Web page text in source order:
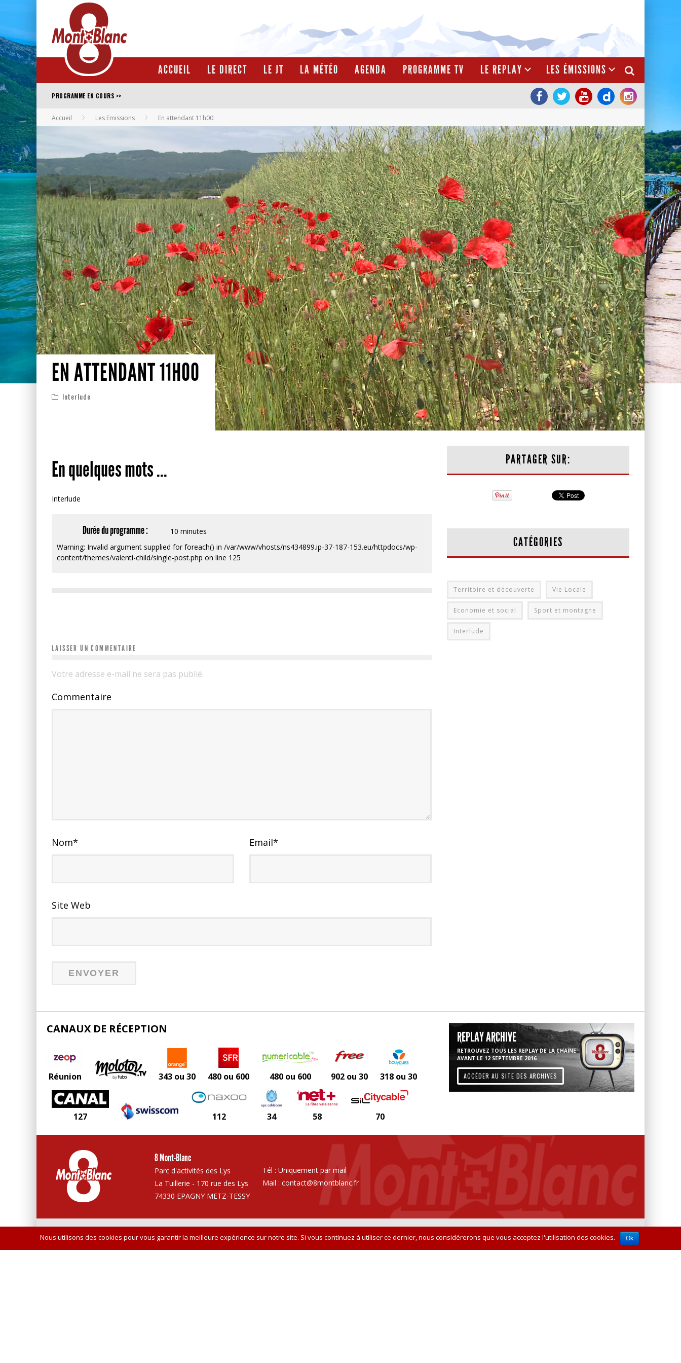
ACCUEIL LE DIRECT LE JT LA MÉTÉO AGENDA PROGRAMME TV LE REPLAY LES ÉMISSIONS
PROGRAMME EN COURS >>
Accueil Les Emissions En attendant 11h00
EN ATTENDANT 11H00
Interlude
En quelques mots ...
Interlude
Durée du programme :
10 minutes
Warning: Invalid argument supplied for foreach() in /var/www/vhosts/ns434899.ip-37-187-153.eu/httpdocs/wp-
content/themes/valenti-child/single-post.php on line 125
LAISSER UN COMMENTAIRE
Votre adresse e-mail ne sera pas publié.
Commentaire
Nom* Email*
Site Web
PARTAGER SUR:
CATÉGORIES
Territoire et découverte Vie Locale
Economie et social Sport et montagne
Interlude
CANAUX DE RÉCEPTION
Réunion 343 ou 30 480 ou 600 480 ou 600 902 ou 30 318 ou 30
127 112 34 58 70
REPLAY ARCHIVE
RETROUVEZ TOUS LES REPLAY DE LA CHAÎNE
AVANT LE 12 SEPTEMBRE 2016
ACCÉDER AU SITE DES ARCHIVES
8 Mont-Blanc
Parc d'activités des Lys
La Tuillerie - 170 rue des Lys
74330 EPAGNY METZ-TESSY
Tél : Uniquement par mail
Mail : contact@8montblanc.fr
Vie privée Canaux de réception Plan de site Crédits
Nous utilisons des cookies pour vous garantir la meilleure expérience sur notre site. Si vous continuez à utiliser ce dernier, nous considérerons que vous acceptez l'utilisation des cookies. Ok